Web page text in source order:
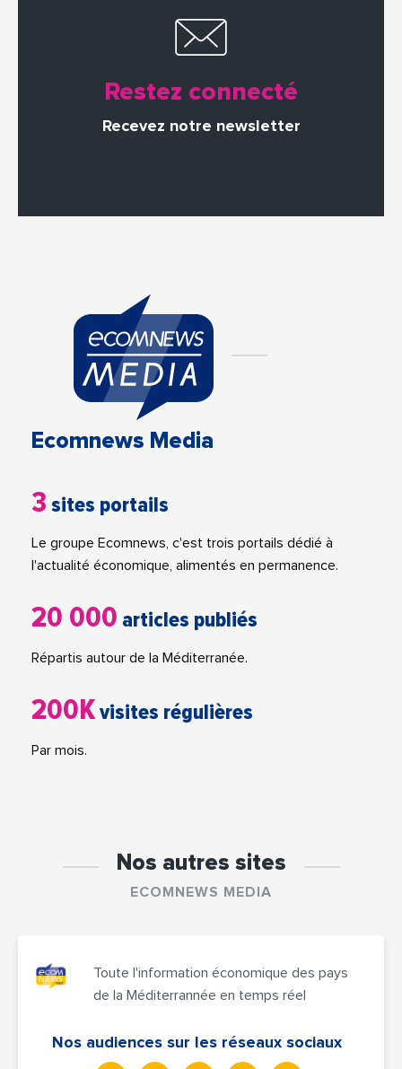
Restez connecté
Recevez notre newsletter
Ecomnews Media
3 sites portails
Le groupe Ecomnews, c'est trois portails dédié à
l'actualité économique, alimentés en permanence.
20 000 articles publiés
Répartis autour de la Méditerranée.
200Kvisites régulières
Par mois.
Nos autres sites
ECOMNEWS MEDIA
Toute l'information économique des pays
de la Méditerrannée en temps réel
Nos audiences sur les réseaux sociaux